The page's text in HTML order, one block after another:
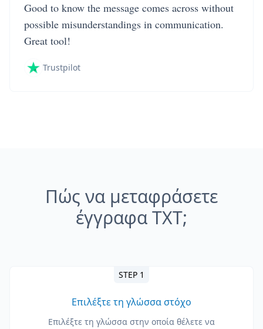
Good to know the message comes across without
possible misunderstandings in communication.
Great tool!
Trustpilot
Πώς να μεταφράσετε
έγγραφα TXT;
STEP 1
Επιλέξτε τη γλώσσα στόχο
Επιλέξτε τη γλώσσα στην οποία θέλετε να